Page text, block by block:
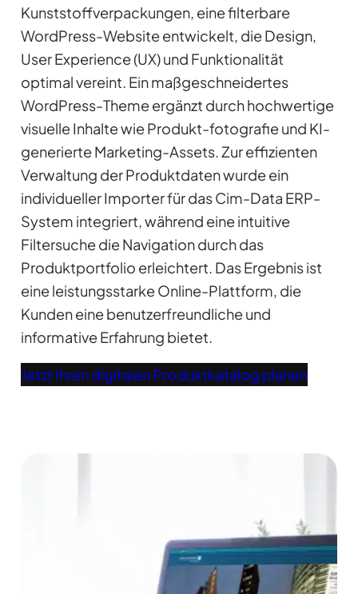
Kunststoffverpackungen, eine filterbare
WordPress-Website entwickelt, die Design,
User Experience (UX) und Funktionalität
optimal vereint. Ein maßgeschneidertes
WordPress-Theme ergänzt durch hochwertige
visuelle Inhalte wie Produkt-fotografie und KI-
generierte Marketing-Assets. Zur effizienten
Verwaltung der Produktdaten wurde ein
individueller Importer für das Cim-Data ERP-
System integriert, während eine intuitive
Filtersuche die Navigation durch das
Produktportfolio erleichtert. Das Ergebnis ist
eine leistungsstarke Online-Plattform, die
Kunden eine benutzerfreundliche und
informative Erfahrung bietet.
Jetzt Ihren digitalen Produktkatalog planen